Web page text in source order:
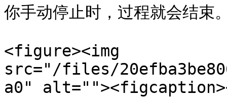
你手动停止时，过程就会结束
<figure><img
src="/files/
a0"